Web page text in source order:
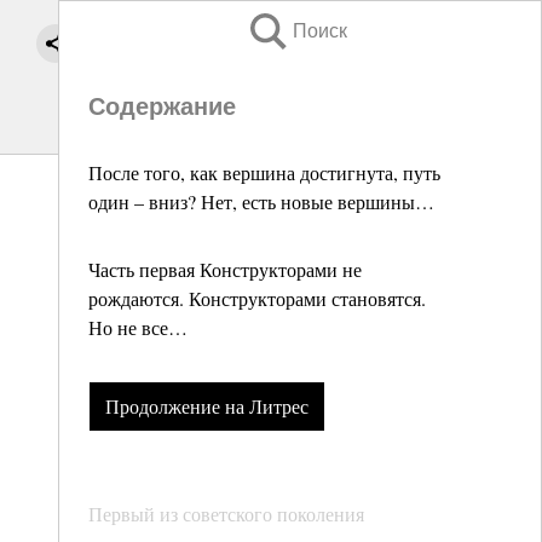
Поиск
Содержание
После того, как вершина достигнута, путь
один – вниз? Нет, есть новые вершины…
Часть первая Конструкторами не
рождаются. Конструкторами становятся.
Но не все…
Продолжение на Литрес
Первый из советского поколения